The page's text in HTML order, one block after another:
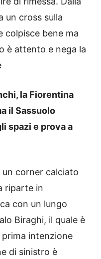
un cross sulla
colpisce bene ma
è attento e nega la
la Fiorentina
il Sassuolo
spazi e prova a
un corner calciato
riparte in
con un lungo
Biraghi, il quale è
intenzione
di sinistro è